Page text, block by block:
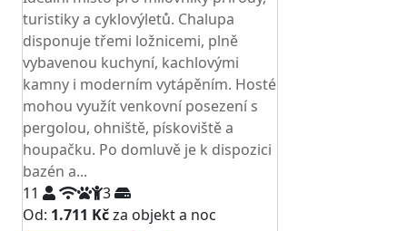
turistiky a cyklovýletů. Chalupa
disponuje třemi ložnicemi, plně
vybavenou kuchyní, kachlovými
kamny i moderním vytápěním. Hosté
mohou využít venkovní posezení s
pergolou, ohniště, pískoviště a
houpačku. Po domluvě je k dispozici
bazén a...
11
3
Od: 1.711 Kčza objekt a noc